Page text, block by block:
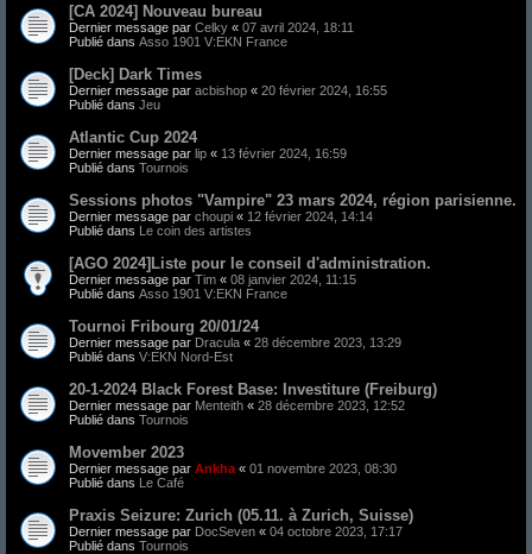
[CA 2024] Nouveau bureau
Dernier message par Celky « 07 avril 2024, 18:11
Publié dans Asso 1901 V:EKN France
[Deck] Dark Times
Dernier message par acbishop « 20 février 2024, 16:55
Publié dans Jeu
Atlantic Cup 2024
Dernier message par lip « 13 février 2024, 16:59
Publié dans Tournois
Sessions photos "Vampire" 23 mars 2024, région parisienne.
Dernier message par choupi « 12 février 2024, 14:14
Publié dans Le coin des artistes
[AGO 2024]Liste pour le conseil d'administration.
Dernier message par Tim « 08 janvier 2024, 11:15
Publié dans Asso 1901 V:EKN France
Tournoi Fribourg 20/01/24
Dernier message par Dracula « 28 décembre 2023, 13:29
Publié dans V:EKN Nord-Est
20-1-2024 Black Forest Base: Investiture (Freiburg)
Dernier message par Menteith « 28 décembre 2023, 12:52
Publié dans Tournois
Movember 2023
Dernier message par Ankha « 01 novembre 2023, 08:30
Publié dans Le Café
Praxis Seizure: Zurich (05.11.​ à Zurich, Suisse)
Dernier message par DocSeven « 04 octobre 2023, 17:17
Publié dans Tournois